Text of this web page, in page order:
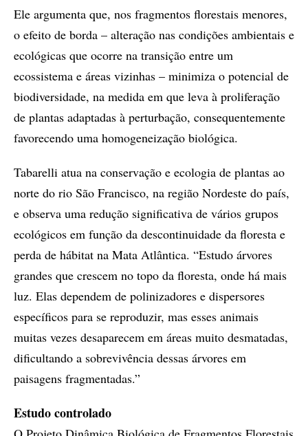
Ele argumenta que, nos fragmentos florestais menores,
o efeito de borda – alteração nas condições ambientais e
ecológicas que ocorre na transição entre um
ecossistema e áreas vizinhas – minimiza o potencial de
biodiversidade, na medida em que leva à proliferação
de plantas adaptadas à perturbação, consequentemente
favorecendo uma homogeneização biológica.
Tabarelli atua na conservação e ecologia de plantas ao
norte do rio São Francisco, na região Nordeste do país,
e observa uma redução significativa de vários grupos
ecológicos em função da descontinuidade da floresta e
perda de hábitat na Mata Atlântica. “Estudo árvores
grandes que crescem no topo da floresta, onde há mais
luz. Elas dependem de polinizadores e dispersores
específicos para se reproduzir, mas esses animais
muitas vezes desaparecem em áreas muito desmatadas,
dificultando a sobrevivência dessas árvores em
paisagens fragmentadas.”
Estudo controlado